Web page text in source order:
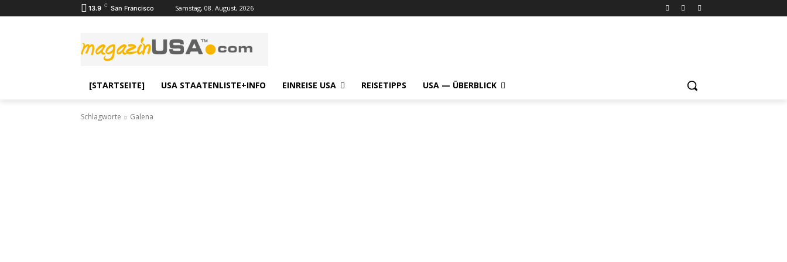
13.9 C San Francisco Samstag, 08. August, 2026
[STARTSEITE] USA STAATENLISTE+INFO EINREISE USA REISETIPPS USA — ÜBERBLICK
Schlagworte Galena